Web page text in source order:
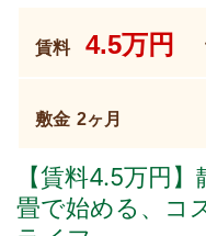
賃料 4.5万円
敷金 2ヶ月
【賃料4.5万円
畳で始める、コ